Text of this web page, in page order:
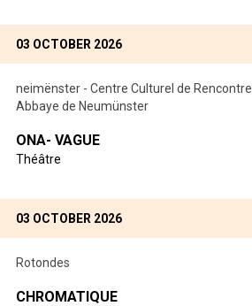
03 OCTOBER 2026
neimënster - Centre Culturel de Rencontre
Abbaye de Neumünster
ONA- VAGUE
Théâtre
03 OCTOBER 2026
Rotondes
CHROMATIQUE